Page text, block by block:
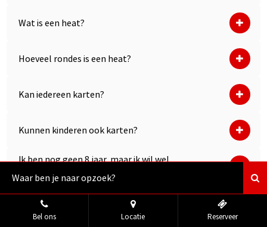
Bel ons Locatie Reserveer
Wat is een heat?
Hoeveel rondes is een heat?
Kan iedereen karten?
Kunnen kinderen ook karten?
Ik ben nog geen 8 jaar, maar ik wil wel
karten, kan dat?
Welke kleding kan ik het beste dragen?